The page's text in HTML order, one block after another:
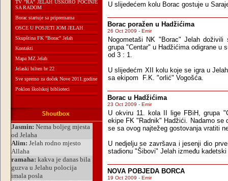
TV "RA" JELAH USKORO POČINJE
SA RADOM
Borac startuje sa pripremama
OSCE U POSJETI JOM JELAH
Skupština FK "Borac" Jelah
Kontakti
Mapa MZ Jelah
Jelaski bilten br 22
Sve spremo za doček Nove 2011.godine
Poklon školskoj biblioteci
U slijedećem kolu Borac gostuje u
Borac poražen u Hadžićima
26 Oct 2009 - Emir
Nogometaši NK "Borac" Jelah
grupa "Centar" u Hadžićima odigrane u
od 3 : 1.
U slijedećm XII kolu koje se igra u
sa ekipom F.K. "orlić" Vogošća.
Borac u Hadžićima
23 Oct 2009 - Emir
U okviru 11. kola II lige FBiH, grupa
ekipe FK "Radnik" Hadžići. Nadamo
se sa ovog najtežeg gostovanja vratiti
U nedjelju se završava i jesenji dio
stadionu "Šibovi" Jelah između
NOVA POBJEDA BORCA
19 Oct 2009 - Emir